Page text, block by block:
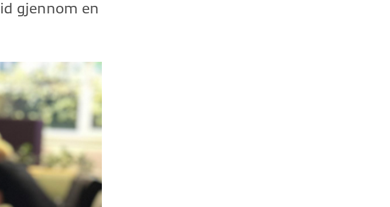
gjennom en